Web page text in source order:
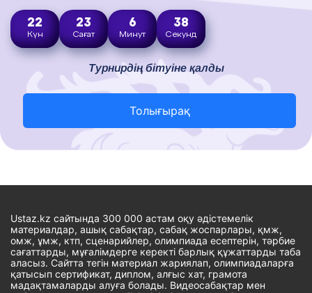
22
Күн
23
Сағат
6
Минут
37
Секунд
Турнирдің бітуіне қалды
Толығырақ
Ustaz.kz сайтында 300 000 астам оқу әдістемелік
материалдар, ашық сабақтар, сабақ жоспарлары, қмж,
омж, ұмж, ктп, сценарийлер, олимпиада есептерін, тәрбие
сағаттарды, мұғалімдерге керекті барлық құжаттарды таба
аласыз. Сайтта тегін материал жариялап, олимпиадаларға
қатысып сертификат, диплом, алғыс хат, грамота
мадақтамаларды алуға болады. Видеосабақтар мен